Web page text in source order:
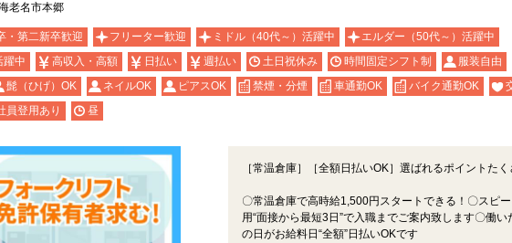
老名市本郷
・第二新卒歓迎 フリーター歓迎 ミドル（40代～）活躍中
エルダー（50代～）活躍中
躍中
高収入・高額 日払い 週払い 土日祝休み 時間固定シフト制
服装自由
髭（ひげ）OK ネイルOK ピアスOK 禁煙・分煙 車通勤OK バイク通勤OK
員登用あり 昼
［常温倉庫］［全額日払いOK］選ばれるポイントたく
〇常温倉庫で高時給1,500円スタートできる！〇スピ
用“面接から最短3日”で入職までご案内致します〇働い
の日がお給料日“全額”日払いOKです